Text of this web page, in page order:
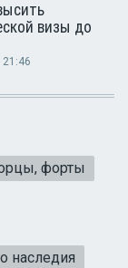
визы до
21:46
форты
наследия